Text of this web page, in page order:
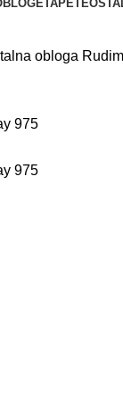
TAPETE
obloga